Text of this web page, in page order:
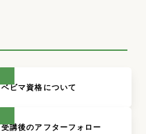
ベビマ資格について
受講後のアフターフォロー